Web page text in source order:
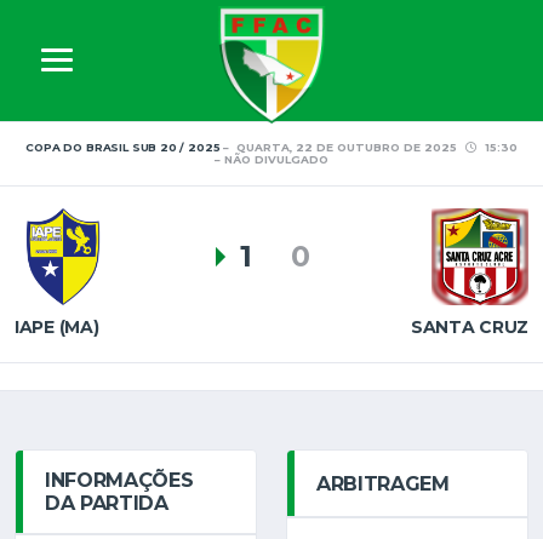
COPA DO BRASIL SUB 20 / 2025 QUARTA, 22 DE OUTUBRO DE 2025
15:30
NÃO DIVULGADO
IAPE (MA)
1
SANTA CRUZ
0
INFORMAÇÕES
DA PARTIDA
ARBITRAGEM